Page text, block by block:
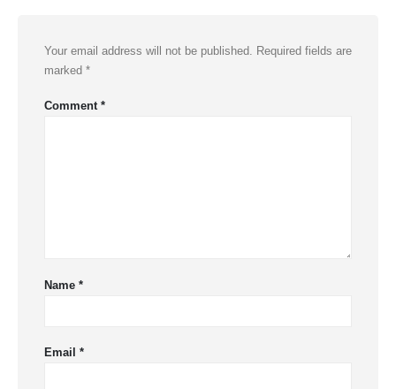
Your email address will not be published. Required fields are
marked *
Comment *
Name *
Email *